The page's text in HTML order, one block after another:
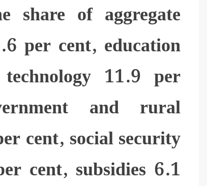
share of aggregate
per cent, education
11.9 per
and rural
cent, social security
cent, subsidies 6.1